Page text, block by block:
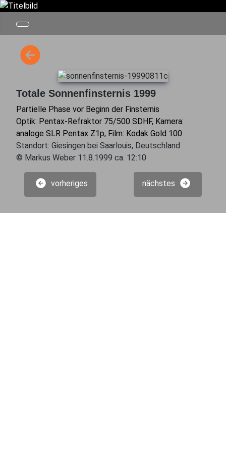
Totale Sonnenfinsternis 1999
Partielle Phase vor Beginn der Finsternis
Optik: Pentax-Refraktor 75/500 SDHF, Kamera:
analoge SLR Pentax Z1p, Film: Kodak Gold 100
Standort: Giesingen bei Saarlouis, Deutschland
© Markus Weber 11.8.1999 ca. 12:10
vorheriges nächstes